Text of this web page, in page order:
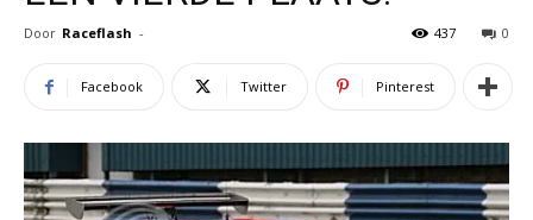
Door Raceflash - 0
437
Facebook Twitter Pinterest